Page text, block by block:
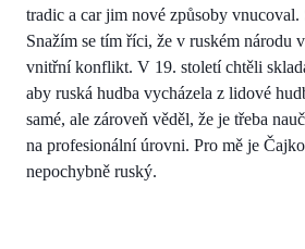
tradic a car jim nové způsoby
Snažím se tím říci, že v ruském národu
vnitřní konflikt. V 19. století chtěli
aby ruská hudba vycházela z lidové
samé, ale zároveň věděl, že je třeba
na profesionální úrovni. Pro mě je
nepochybně ruský.